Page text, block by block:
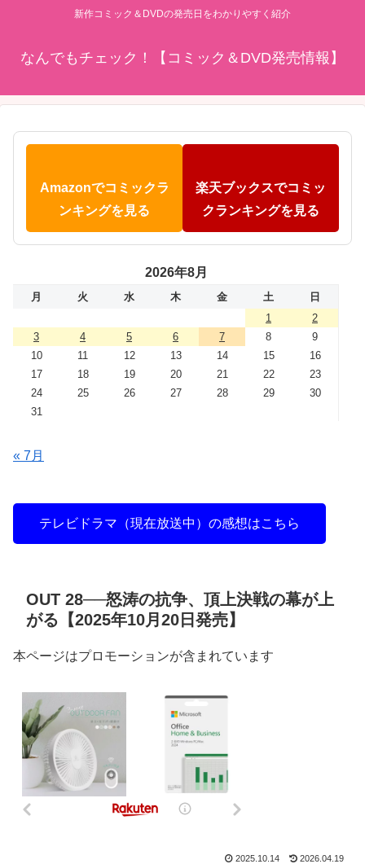
新作コミック＆DVDの発売日をわかりやすく紹介
なんでもチェック！【コミック＆DVD発売情報】
Amazonでコミックラ
ンキングを見る
楽天ブックスでコミッ
クランキングを見る
2026年8月
月 火 水 木 金 土
日
1
2
3
4 5 6 7 8
9
10
11 12 13 14 15
16
17
18 19 20 21 22
23
24
25 26 27 28 29
30
31
« 7月
テレビドラマ（現在放送中）の感想はこちら
OUT 28──怒涛の抗争、頂上決戦の幕が上
がる【2025年10月20日発売】
本ページはプロモーションが含まれています
2025.10.14 2026.04.19